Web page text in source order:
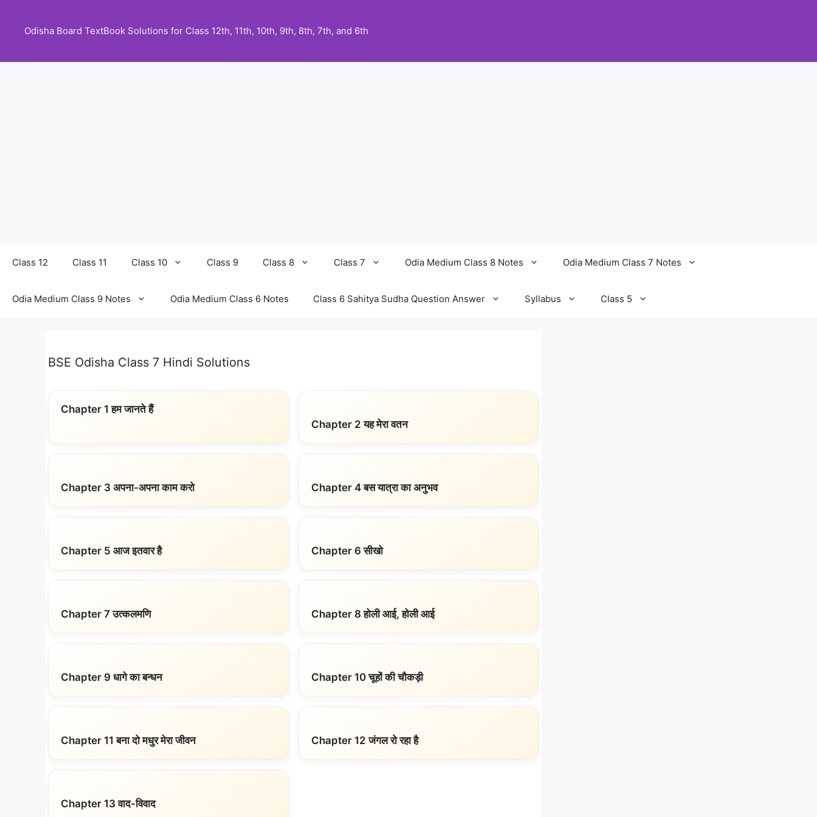
content
Odisha Board TextBook Solutions for Class 12th, 11th, 10th, 9th, 8th, 7th, and 6th
Class 12 Class 11 Class 10 Class 9 Class 8 Class 7 Odia Medium Class 8 Notes Odia Medium Class 7 Notes
Odia Medium Class 9 Notes Odia Medium Class 6 Notes Class 6 Sahitya Sudha Question Answer Syllabus Class 5
BSE Odisha Class 7 Hindi Solutions
Chapter 1 हम जानते हैं
Chapter 2 यह मेरा वतन
Chapter 3 अपना-अपना काम करो Chapter 4 बस यात्रा का अनुभव
Chapter 5 आज इतवार है Chapter 6 सीखो
Chapter 7 उत्कलमणि Chapter 8 होली आई, होली आई
Chapter 9 धागे का बन्धन Chapter 10 चूहों की चौकड़ी
Chapter 11 बना दो मधुर मेरा जीवन Chapter 12 जंगल रो रहा है
Chapter 13 वाद-विवाद